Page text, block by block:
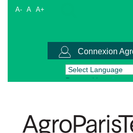
A- A A+
Connexion
Powered by